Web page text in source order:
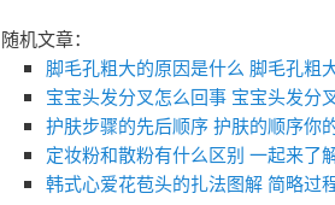
随机文章：
脚毛孔粗大的原因是什么 ​脚毛孔粗
宝宝头发分叉怎么回事 ​宝宝头发分
护肤步骤的先后顺序 护肤的顺序你
定妆粉和散粉有什么区别 一起来了
韩式心爱花苞头的扎法图解 简略过